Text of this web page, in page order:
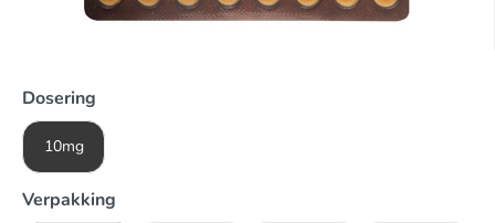
Dosering
10mg
Verpakking